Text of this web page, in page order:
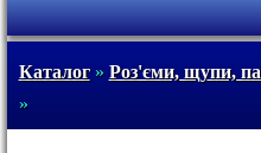
Каталог» Роз'єми, щупи,
»